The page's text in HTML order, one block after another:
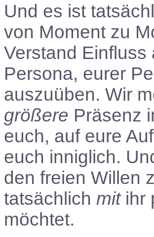
Und es ist
von Moment zu
Verstand
Persona, eurer
auszuüben. Wir
größere Präsenz
euch, auf eure
euch inniglich.
den freien Willen
tatsächlich mit ihr
möchtet.